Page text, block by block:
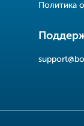
Политика